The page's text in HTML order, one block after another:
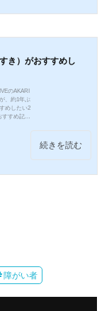
たので、
き）がおすすめし
のAKARI
、約1年ぶ
めしたい2
すすめ記事
自分の言
続きを読む
障がい者